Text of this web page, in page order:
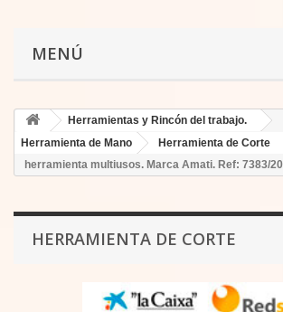
MENÚ
Herramientas y Rincón del trabajo.
Herramienta de Mano
Herramienta de Corte
herramienta multiusos. Marca Amati. Ref: 7383/
HERRAMIENTA DE CORTE